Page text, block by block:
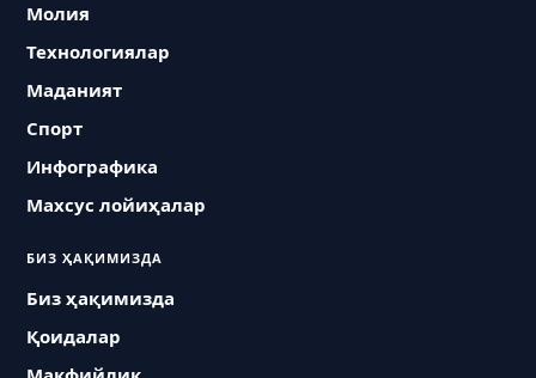
Молия
Технологиялар
Маданият
Спорт
Инфографика
Махсус лойиҳалар
БИЗ ҲАҚИМИЗДА
Биз ҳақимизда
Қоидалар